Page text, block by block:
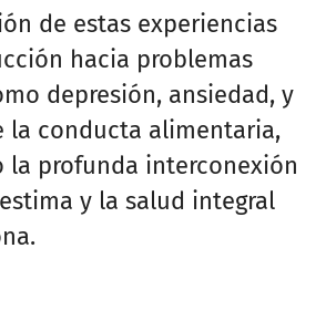
de estas experiencias
hacia problemas
depresión, ansiedad, y
la conducta alimentaria,
la profunda interconexión
y la salud integral